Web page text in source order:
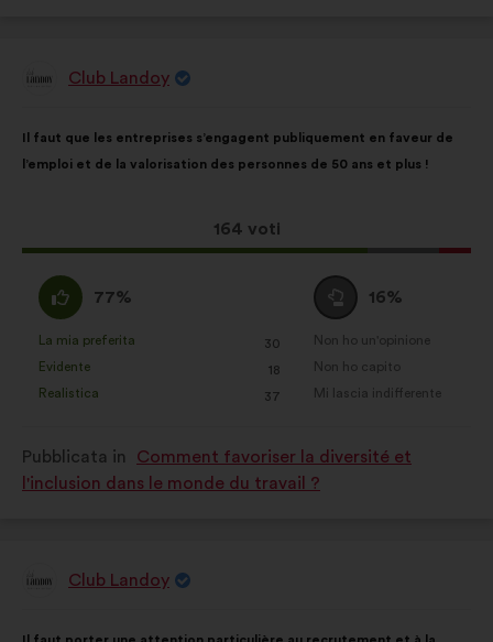
PropostaClub Landoy
della
mia
Il faut que les entreprises s’engagent publiquement en faveur de
l’emploi et de la valorisation des personnes de 50 ans et plus !
Questa
proposta
164 voti
ripartiti:
Sono
d'accordo
:
77%
qualificata
come:
La mia preferita
: 30
volte
Evidente
: 18
volte
Realistica
: 37
volte
Voto
neutrale
:
16%
qualificata
come:
Non ho un'opinione
:volte
Non ho capito
:volte
Mi lascia indifferente
:volte
Pubblicata in
Comment favoriser la diversité et
l'inclusion dans le monde du travail ?
PropostaClub Landoy